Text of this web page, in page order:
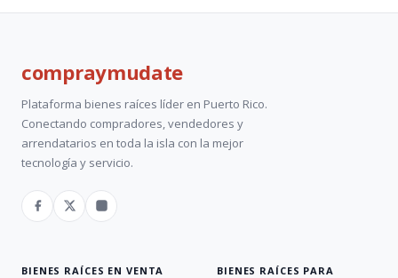
compraymudate
Plataforma bienes raíces líder en Puerto Rico.
Conectando compradores, vendedores y
arrendatarios en toda la isla con la mejor
tecnología y servicio.
BIENES RAÍCES EN VENTA
BIENES RAÍCES PARA